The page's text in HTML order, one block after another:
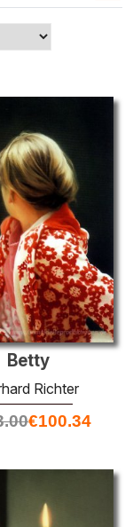
sind nicht nur
die durch
Von der
realistischen
seiner
um eine
bringen. Sie
spiegeln
einzigartigen
sie jedem
zum Staunen.
verleihen Sie
Betty
Richter
€100.34